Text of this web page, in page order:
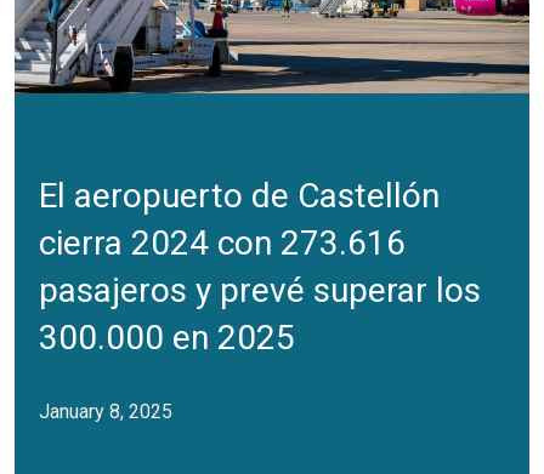
El aeropuerto de Castellón
cierra 2024 con 273.616
pasajeros y prevé superar los
300.000 en 2025
January 8, 2025